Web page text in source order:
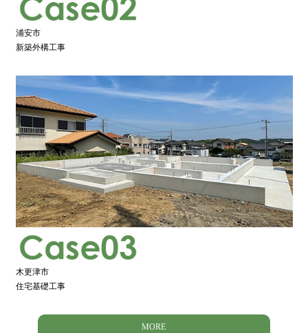
浦安市
新築外構工事
木更津市
住宅基礎工事
MORE